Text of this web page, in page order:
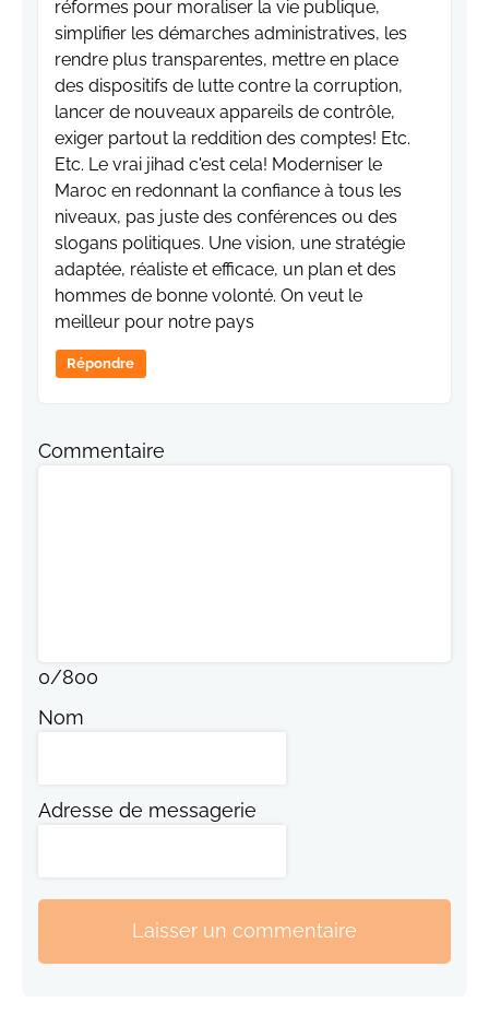
réformes pour moraliser la vie publique,
simplifier les démarches administratives, les
rendre plus transparentes, mettre en place
des dispositifs de lutte contre la corruption,
lancer de nouveaux appareils de contrôle,
exiger partout la reddition des comptes! Etc.
Etc. Le vrai jihad c'est cela! Moderniser le
Maroc en redonnant la confiance à tous les
niveaux, pas juste des conférences ou des
slogans politiques. Une vision, une stratégie
adaptée, réaliste et efficace, un plan et des
hommes de bonne volonté. On veut le
meilleur pour notre pays
Répondre
Commentaire
0/800
Nom
Adresse de messagerie
Laisser un commentaire